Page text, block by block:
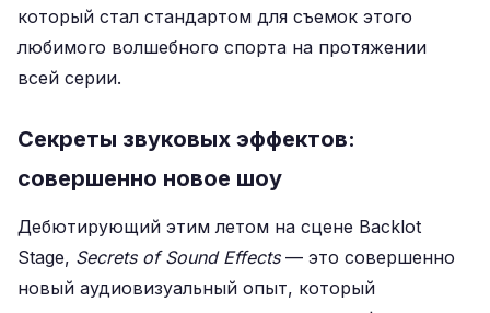
который стал стандартом для съемок этого
любимого волшебного спорта на протяжении
всей серии.
Секреты звуковых эффектов:
совершенно новое шоу
Дебютирующий этим летом на сцене Backlot
Stage, Secrets of Sound Effects— это совершенно
новый аудиовизуальный опыт, который